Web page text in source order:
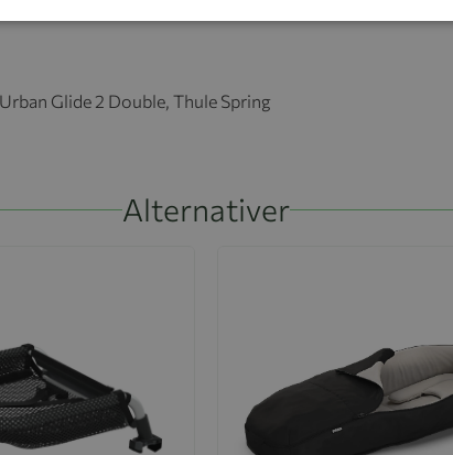
Glide 2 Double, Thule Spring
Alternativer